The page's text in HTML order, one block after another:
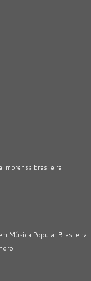
imprensa brasileira
Música Popular Brasileira